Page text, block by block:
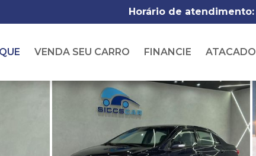
Horário de atendimento:
VENDA SEU CARRO FINANCIE ATACADO